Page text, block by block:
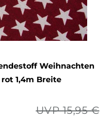
Weihnachten
1,4m Breite
UVP 15,95 €